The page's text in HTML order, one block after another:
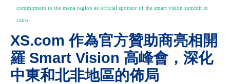
commitment to the mena region as official sponsor of the smart vision summit in
cairo
XS.com 作為官方贊助商亮相開
羅 Smart Vision 高峰會，深化
中東和北非地區的佈局